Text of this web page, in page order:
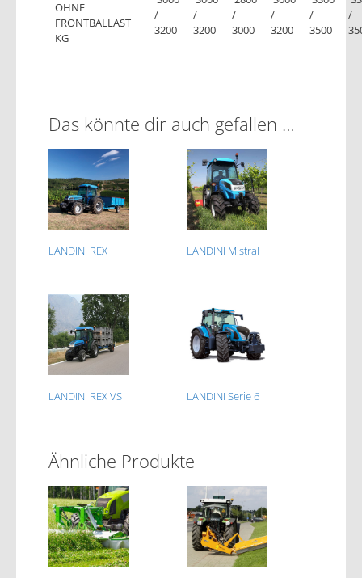
OHNE
FRONTBALLAST
KG
/
3200
/
3200
/
3000
/
3200
/
3500
/
Das könnte dir auch gefallen …
LANDINI REX LANDINI Mistral
LANDINI REX VS LANDINI Serie 6
Ähnliche Produkte